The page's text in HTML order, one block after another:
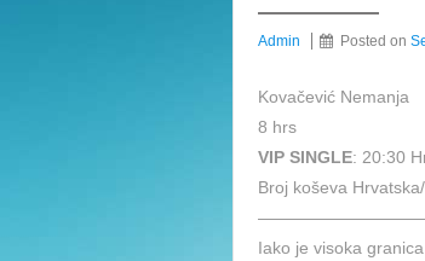
Admin Posted on
Kovačević Nemanja
8 hrs
VIP SINGLE: 20:30
Broj koševa Hrvatska/
Iako je visoka